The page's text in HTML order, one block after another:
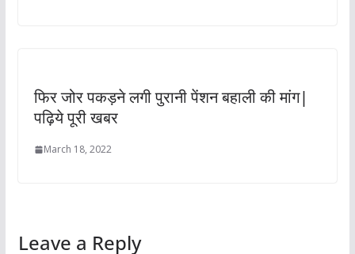
फिर जोर पकड़ने लगी पुरानी पेंशन बहाली की मांग|
पढ़िये पूरी खबर
March 18, 2022
Leave a Reply